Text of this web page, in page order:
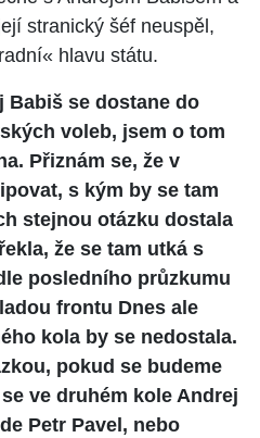
stranický šéf neuspěl,
hlavu státu.
Babiš se dostane do
voleb, jsem o tom
Přiznám se, že v
s kým by se tam
stejnou otázku dostala
že se tam utká s
posledního průzkumu
frontu Dnes ale
kola by se nedostala.
pokud se budeme
ve druhém kole Andrej
Petr Pavel, nebo